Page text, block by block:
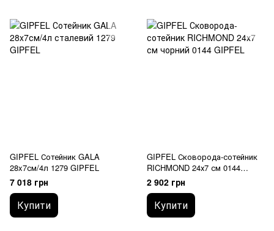
GIPFEL Сотейник GALA
28x7см/4л 1279 GIPFEL
7 018 грн
Купити
GIPFEL Сковорода-сотейник
RICHMOND 24х7 см 0144
GIPFEL
2 902 грн
Купити